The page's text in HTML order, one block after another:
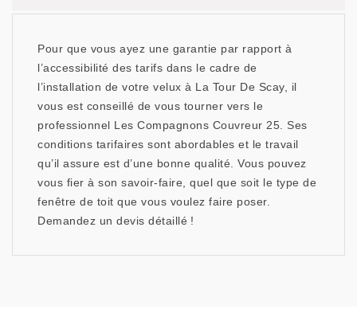
Pour que vous ayez une garantie par rapport à
l’accessibilité des tarifs dans le cadre de
l’installation de votre velux à La Tour De Scay, il
vous est conseillé de vous tourner vers le
professionnel Les Compagnons Couvreur 25. Ses
conditions tarifaires sont abordables et le travail
qu’il assure est d’une bonne qualité. Vous pouvez
vous fier à son savoir-faire, quel que soit le type de
fenêtre de toit que vous voulez faire poser.
Demandez un devis détaillé !